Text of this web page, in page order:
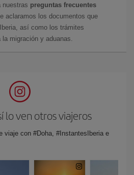
nuestras preguntas frecuentes
aclaramos los documentos que
así como los trámites
migración y aduanas.
lo ven otros viajeros
viaje con #Doha, #InstantesIberia e